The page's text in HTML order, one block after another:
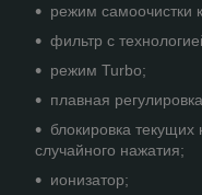
режим самоочистки
фильтр с
режим Turbo;
плавная
блокировка
случайного нажатия;
ионизатор;